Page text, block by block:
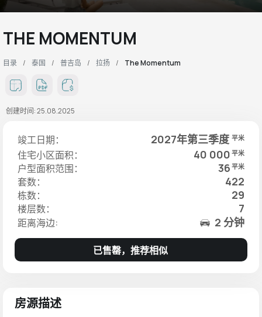
THE MOMENTUM
目录 泰国 普吉岛 拉扬 The Momentum
创建时间: 25.08.2025
房源描述
竣工日期： 2027年第三季度 平米
住宅小区面积： 40 000 平米
户型面积范围： 36 平米
套数： 422
栋数： 29
楼层数： 7
距离海边: 2 分钟
已售罄，推荐相似